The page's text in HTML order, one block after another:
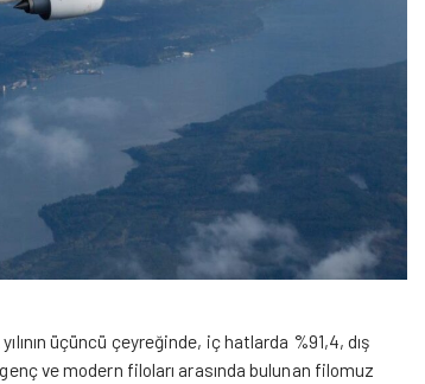
üçüncü çeyreğinde, iç hatlarda %91,4, dış
ve modern filoları arasında bulunan filomuz